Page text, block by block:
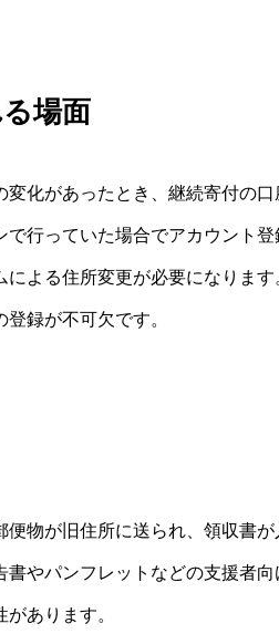
場面
化があったとき、継続寄付の
行っていた場合でアカウント
よる住所変更が必要になりま
録が不可欠です。
物が旧住所に送られ、領収書
やパンフレットなどの支援者
あります。